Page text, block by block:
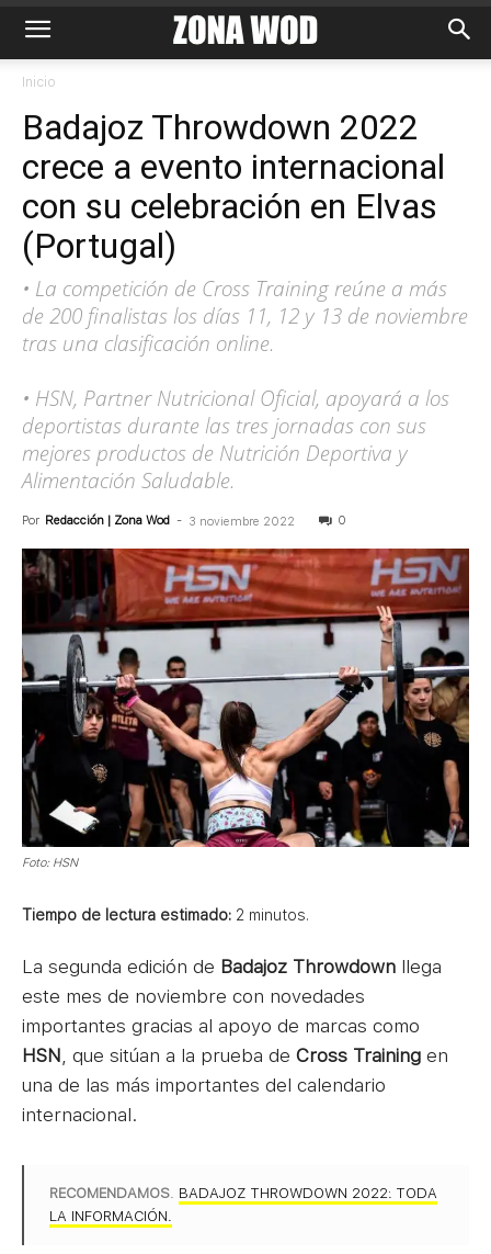
Inicio
Badajoz Throwdown 2022
crece a evento internacional
con su celebración en Elvas
(Portugal)
• La competición de Cross Training reúne a más
de 200 finalistas los días 11, 12 y 13 de noviembre
tras una clasificación online.
• HSN, Partner Nutricional Oficial, apoyará a los
deportistas durante las tres jornadas con sus
mejores productos de Nutrición Deportiva y
Alimentación Saludable.
Por Redacción | Zona Wod - 3 noviembre 2022 0
Foto: HSN
Tiempo de lectura estimado: 2 minutos.
La segunda edición de Badajoz Throwdown llega
este mes de noviembre con novedades
importantes gracias al apoyo de marcas como
HSN , que sitúan a la prueba de Cross Training en
una de las más importantes del calendario
internacional.
RECOMENDAMOS BADAJOZ THROWDOWN 2022: TODA
LA INFORMACIÓN.